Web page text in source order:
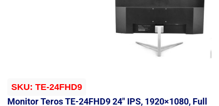
SKU: TE-24FHD9
Monitor Teros TE-24FHD9 24″ IPS, 1920×1080, Full